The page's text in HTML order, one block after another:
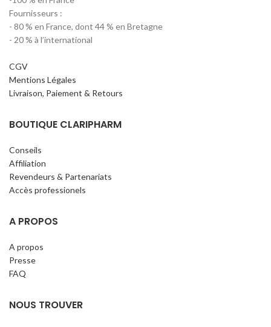
Fournisseurs :
- 80 % en France, dont 44 % en Bretagne
- 20 % à l’international
CGV
Mentions Légales
Livraison, Paiement & Retours
BOUTIQUE CLARIPHARM
Conseils
Affiliation
Revendeurs & Partenariats
Accès professionels
A PROPOS
A propos
Presse
FAQ
NOUS TROUVER